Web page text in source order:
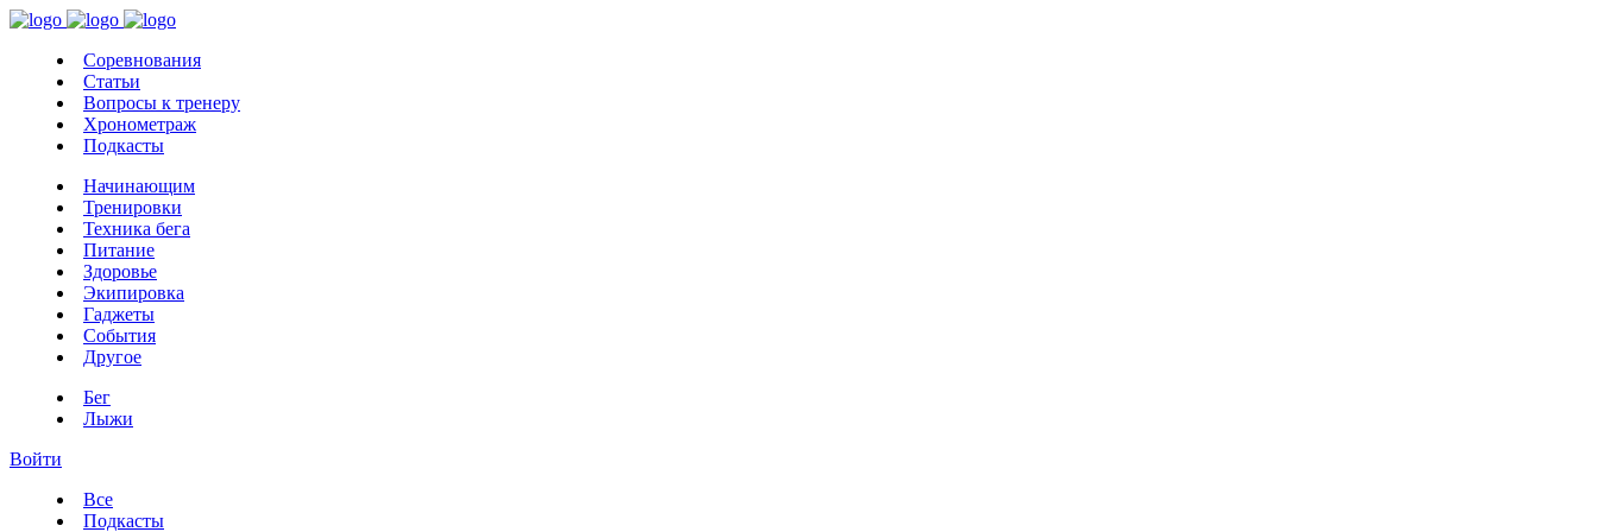
Соревнования
Статьи
Вопросы к тренеру
Хронометраж
Подкасты
Начинающим
Тренировки
Техника бега
Питание
Здоровье
Экипировка
Гаджеты
События
Другое
Бег
Лыжи
Войти
Все
Подкасты